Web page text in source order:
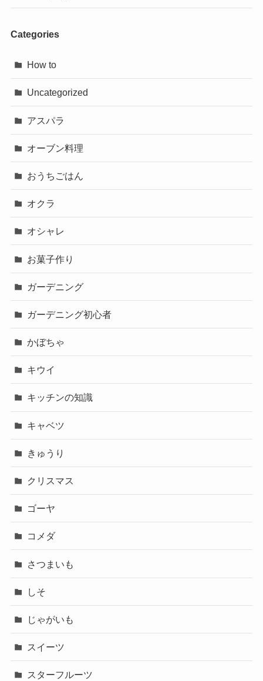
Categories
How to
Uncategorized
アスパラ
オーブン料理
おうちごはん
オクラ
オシャレ
お菓子作り
ガーデニング
ガーデニング初心者
かぼちゃ
キウイ
キッチンの知識
キャベツ
きゅうり
クリスマス
ゴーヤ
コメダ
さつまいも
しそ
じゃがいも
スイーツ
スターフルーツ